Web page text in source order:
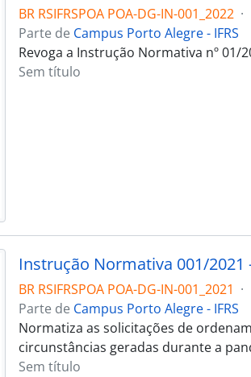
BR RSIFRSPOA POA-DG-IN-001_2022 ·
Parte de Campus Porto Alegre - IFRS
Revoga a Instrução Normativa nº 01/
Sem título
Instrução Normativa 001/2021
BR RSIFRSPOA POA-DG-IN-001_2021 ·
Parte de Campus Porto Alegre - IFRS
Normatiza as solicitações de
circunstâncias geradas durante a
Sem título